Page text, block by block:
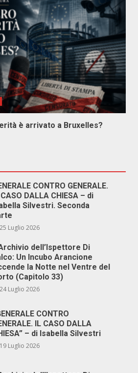
è arrivato a Bruxelles?
CONTRO GENERALE.
DALLA CHIESA – di
Silvestri. Seconda
25 Luglio 2026
dell’Ispettore Di
Un Incubo Arancione
la Notte nel Ventre del
(Capitolo 33)
24 Luglio 2026
CONTRO
IL CASO DALLA
– di Isabella Silvestri
19 Luglio 2026